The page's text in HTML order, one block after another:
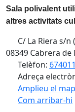
Sala polivalent
altres activitats
C/ La Riera s/
08349 Cabrera
Telèfon:
Adreça
Amplieu el
Com arribar-hi